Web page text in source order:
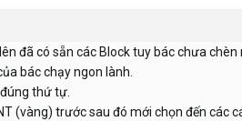
đã có sẵn các Block tuy bác chưa
bác chạy ngon lành.
thứ tự.
(vàng) trước sau đó mới chọn đến các